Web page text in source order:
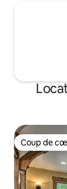
Coup de
Coup de